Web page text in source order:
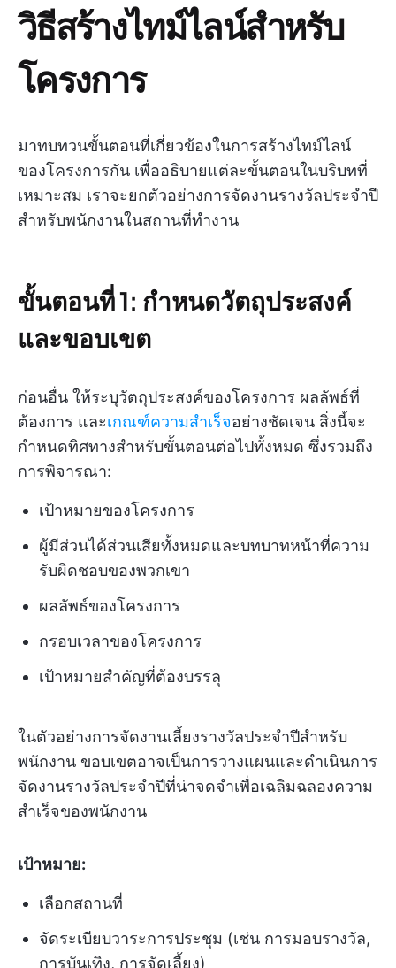
วิธีสร้างไทม์ไลน์สำหรับ
โครงการ
มาทบทวนขั้นตอนที่เกี่ยวข้องในการสร้างไทม์ไลน์
ของโครงการกัน เพื่ออธิบายแต่ละขั้นตอนในบริบทที่
เหมาะสม เราจะยกตัวอย่างการจัดงานรางวัลประจำปี
สำหรับพนักงานในสถานที่ทำงาน
ขั้นตอนที่ 1: กำหนดวัตถุประสงค์
และขอบเขต
ก่อนอื่น ให้ระบุวัตถุประสงค์ของโครงการ ผลลัพธ์ที่
ต้องการ และเกณฑ์ความสำเร็จอย่างชัดเจน สิ่งนี้จะ
กำหนดทิศทางสำหรับขั้นตอนต่อไปทั้งหมด ซึ่งรวมถึง
การพิจารณา:
เป้าหมายของโครงการ
ผู้มีส่วนได้ส่วนเสียทั้งหมดและบทบาทหน้าที่ความ
รับผิดชอบของพวกเขา
ผลลัพธ์ของโครงการ
กรอบเวลาของโครงการ
เป้าหมายสำคัญที่ต้องบรรลุ
ในตัวอย่างการจัดงานเลี้ยงรางวัลประจำปีสำหรับ
พนักงาน ขอบเขตอาจเป็นการวางแผนและดำเนินการ
จัดงานรางวัลประจำปีที่น่าจดจำเพื่อเฉลิมฉลองความ
สำเร็จของพนักงาน
เป้าหมาย:
เลือกสถานที่
จัดระเบียบวาระการประชุม (เช่น การมอบรางวัล,
การบันเทิง, การจัดเลี้ยง)